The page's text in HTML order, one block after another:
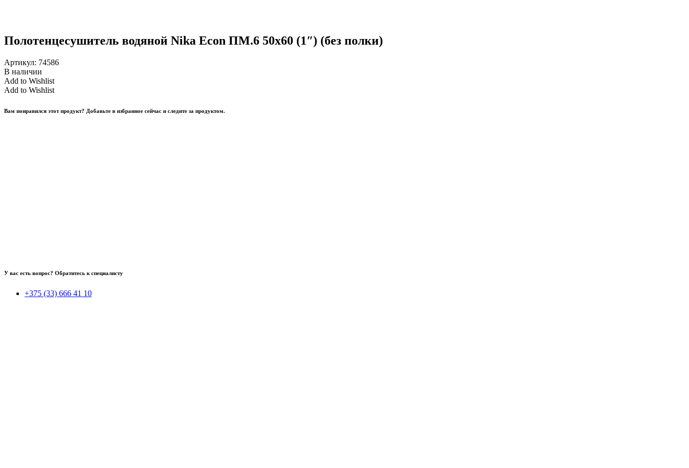
Полотенцесушитель водяной Nika Econ ПМ.6 50х60 (1″) (без полки)
Артикул: 74586
В наличии
Add to Wishlist
Add to Wishlist
Вам понравился этот продукт? Добавьте в избранное сейчас и следите за продуктом.
У вас есть вопрос? Обратитесь к специалисту
+375 (33) 666 41 10